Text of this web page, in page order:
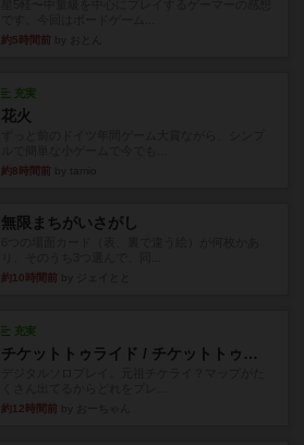
ルで簡単な小ゲームで今でも...
約8時間前
6つの場面カード（表、裏で違う絵）が何枚かあ
約10時間前 by ジェイとと
くさん出てるからどれをプレ...
約12時間前 by おーちゃん